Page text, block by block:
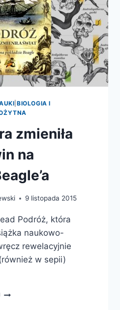
|BIOLOGIA I
zmieniła
na
9 listopada 2015
Podróż, która
naukowo-
rewelacyjnie
w sepii)
PODRÓŻ,